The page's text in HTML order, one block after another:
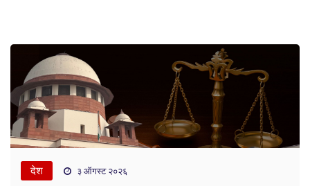
देश ३ ऑगस्ट २०२६